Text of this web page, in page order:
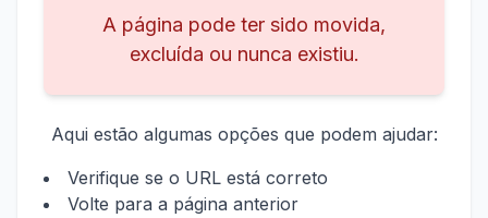
A página pode ter sido movida,
excluída ou nunca existiu.
Aqui estão algumas opções que podem ajudar:
Verifique se o URL está correto
Volte para a página anterior